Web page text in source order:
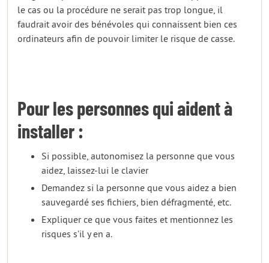
le cas ou la procédure ne serait pas trop longue, il
faudrait avoir des bénévoles qui connaissent bien ces
ordinateurs afin de pouvoir limiter le risque de casse.
Pour les personnes qui aident à
installer :
Si possible, autonomisez la personne que vous
aidez, laissez-lui le clavier
Demandez si la personne que vous aidez a bien
sauvegardé ses fichiers, bien défragmenté, etc.
Expliquer ce que vous faites et mentionnez les
risques s’il y en a.